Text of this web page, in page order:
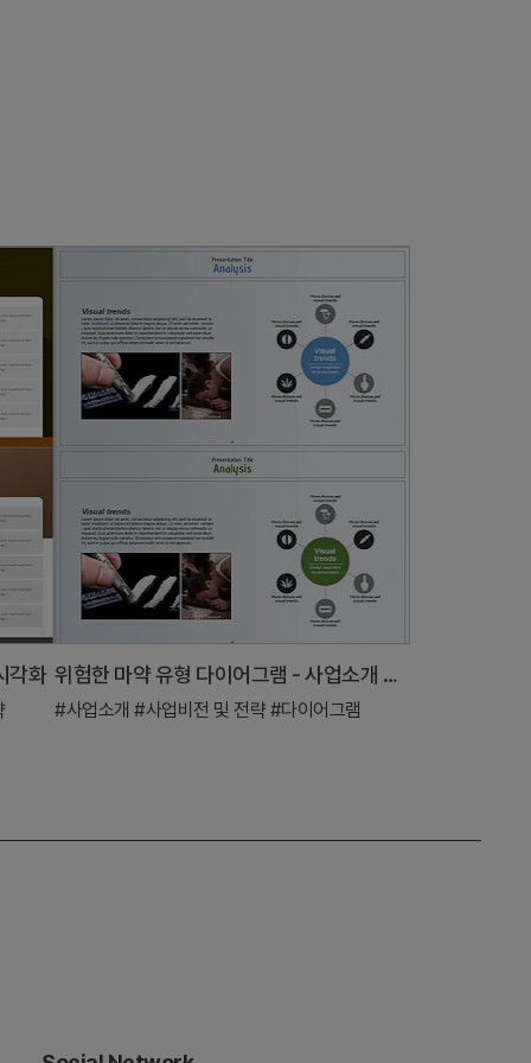
각화 위험한 마약 유형 다이어그램 - 사업소개 및 전략
#사업소개 #사업비전 및 전략 #다이어그램